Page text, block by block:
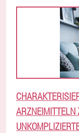
ARZNEIMITTELN